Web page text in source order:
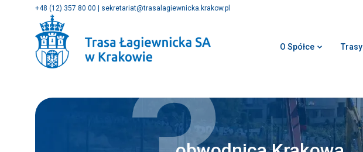
+48 (12) 357 80 00 sekretariat@trasalagiewnicka.krakow.pl
O Spółce Trasy